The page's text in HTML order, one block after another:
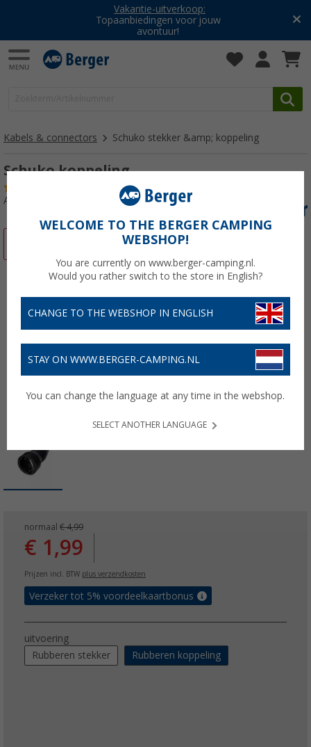
Vakantie-uitverkoop:
Topaanbiedingen voor jouw
avontuur!
Kabels & connectors Schuko stekker &amp; koppeling
Schuko koppeling
Artikelnr: 142860
normaal € 4,99
€ 1,99
Prijzen incl. BTW plus verzendkosten
Verzeker tot 5% voordeelkaartbonus
uitvoering
Rubberen stekker
Rubberen koppeling
WELCOME TO THE BERGER CAMPING
WEBSHOP!
You are currently on www.berger-camping.nl.
Would you rather switch to the store in English?
CHANGE TO THE WEBSHOP IN ENGLISH
STAY ON WWW.BERGER-CAMPING.NL
You can change the language at any time in the webshop.
SELECT ANOTHER LANGUAGE